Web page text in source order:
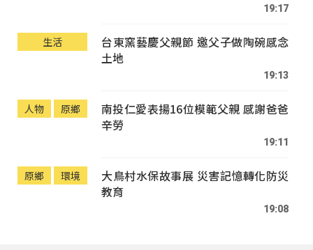
19:17
生活
台東窯藝慶父親節 邀父子做陶碗感念
土地
19:13
人物 原鄉
南投仁愛表揚16位模範父親 感謝爸爸
辛勞
19:11
原鄉 環境
大鳥村水保故事展 災害記憶轉化防災
教育
19:08